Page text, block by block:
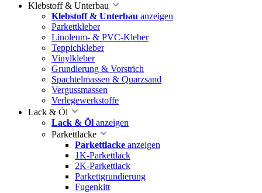
Klebstoff & Unterbau
Klebstoff & Unterbau anzeigen
Parkettkleber
Linoleum- & PVC-Kleber
Teppichkleber
Vinylkleber
Grundierung & Vorstrich
Spachtelmassen & Quarzsand
Vergussmassen
Verlegewerkstoffe
Lack & Öl
Lack & Öl anzeigen
Parkettlacke
Parkettlacke anzeigen
1K-Parkettlack
2K-Parkettlack
Parkettgrundierung
Fugenkitt